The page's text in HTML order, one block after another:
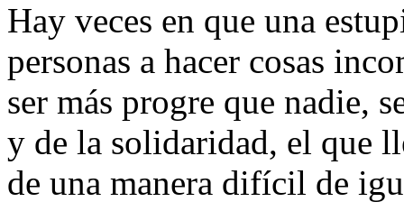
Hay veces en que una
personas a hacer cosas
ser más progre que nadie,
y de la solidaridad, el que
de una manera difícil de